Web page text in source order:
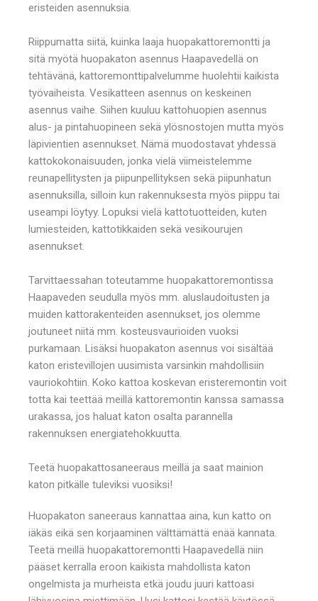
eristeiden asennuksia.
Riippumatta siitä, kuinka laaja huopakattoremontti ja
sitä myötä huopakaton asennus Haapavedellä on
tehtävänä, kattoremonttipalvelumme huolehtii kaikista
työvaiheista. Vesikatteen asennus on keskeinen
asennus vaihe. Siihen kuuluu kattohuopien asennus
alus- ja pintahuopineen sekä ylösnostojen mutta myös
läpivientien asennukset. Nämä muodostavat yhdessä
kattokokonaisuuden, jonka vielä viimeistelemme
reunapellitysten ja piipunpellityksen sekä piipunhatun
asennuksilla, silloin kun rakennuksesta myös piippu tai
useampi löytyy. Lopuksi vielä kattotuotteiden, kuten
lumiesteiden, kattotikkaiden sekä vesikourujen
asennukset.
Tarvittaessahan toteutamme huopakattoremontissa
Haapaveden seudulla myös mm. aluslaudoitusten ja
muiden kattorakenteiden asennukset, jos olemme
joutuneet niitä mm. kosteusvaurioiden vuoksi
purkamaan. Lisäksi huopakaton asennus voi sisältää
katon eristevillojen uusimista varsinkin mahdollisiin
vauriokohtiin. Koko kattoa koskevan eristeremontin voit
totta kai teettää meillä kattoremontin kanssa samassa
urakassa, jos haluat katon osalta parannella
rakennuksen energiatehokkuutta.
Teetä huopakattosaneeraus meillä ja saat mainion
katon pitkälle tuleviksi vuosiksi!
Huopakaton saneeraus kannattaa aina, kun katto on
iäkäs eikä sen korjaaminen välttämättä enää kannata.
Teetä meillä huopakattoremontti Haapavedellä niin
pääset kerralla eroon kaikista mahdollista katon
ongelmista ja murheista etkä joudu juuri kattoasi